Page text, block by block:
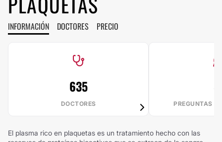
INFORMACIÓN DOCTORES PRECIO
635
DOCTORES PREGUNTAS
El plasma rico en plaquetas es un tratamiento hecho con las